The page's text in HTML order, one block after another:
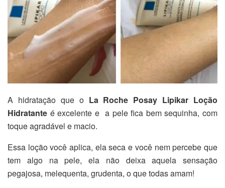
A hidratação que o La Roche Posay Lipikar Loção
Hidratante é excelente e a pele fica bem sequinha, com
toque agradável e macio.
Essa loção você aplica, ela seca e você nem percebe que
tem algo na pele, ela não deixa aquela sensação
pegajosa, melequenta, grudenta, o que todas amam!